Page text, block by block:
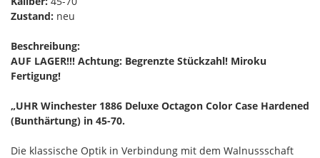
Zustand: neu
Beschreibung:
AUF LAGER!!! Achtung: Begrenzte Stückzahl! Miroku
Fertigung!
„UHR Winchester 1886 Deluxe Octagon Color Case Hardened
(Bunthärtung) in 45-70.
Die klassische Optik in Verbindung mit dem Walnussschaft